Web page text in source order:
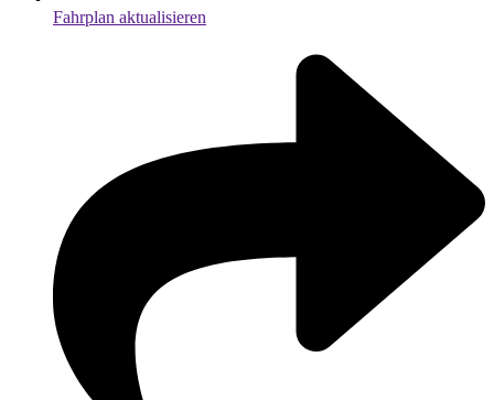
Fahrplan aktualisieren